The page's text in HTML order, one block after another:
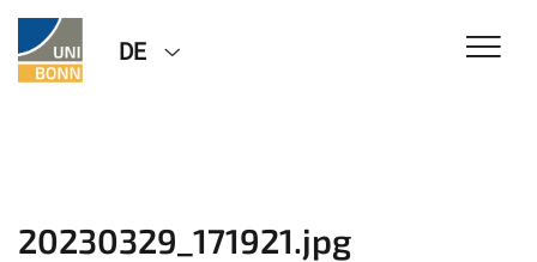
DE
20230329_171921.jpg